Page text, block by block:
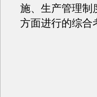
施、生产管理制
方面进行的综合